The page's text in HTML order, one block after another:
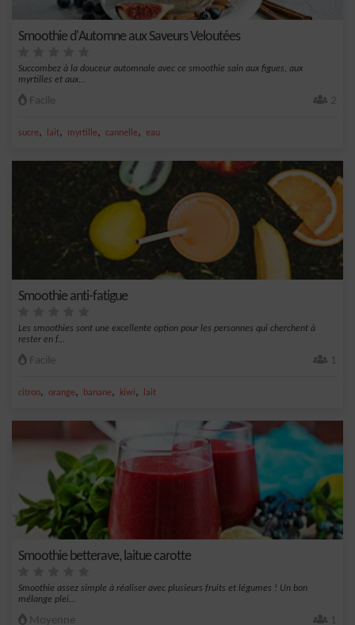
Smoothie d'Automne aux Saveurs Veloutées
Succombez à la douceur automnale avec ce smoothie sain aux figues, aux
myrtilles et aux...
Facile 2
sucre, lait, myrtille, cannelle, eau
Smoothie anti-fatigue
Les smoothies sont une excellente option pour les personnes qui cherchent à
rester en f...
Facile 1
citron, orange, banane, kiwi, lait
Smoothie betterave, laitue carotte
Smoothie assez simple à réaliser avec plusieurs fruits et légumes ! Un bon
mélange plei...
Moyenne 1